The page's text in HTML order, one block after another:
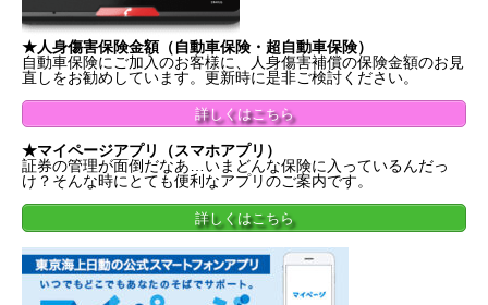
★人身傷害保険金額（自動車保険・超自動車保険）
自動車保険にご加入のお客様に、人身傷害補償の保険金額のお見
直しをお勧めしています。更新時に是非ご検討ください。
詳しくはこちら
★マイページアプリ（スマホアプリ）
証券の管理が面倒だなあ…いまどんな保険に入っているんだっ
け？そんな時にとても便利なアプリのご案内です。
詳しくはこちら